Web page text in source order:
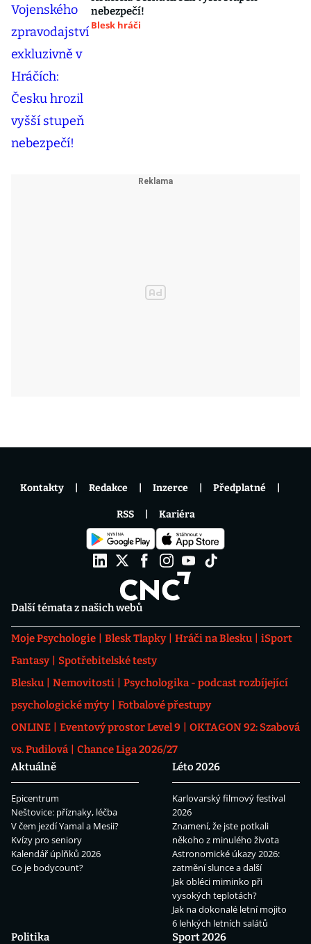
nebezpečí!
Blesk hráči
Další témata z našich webů
Moje Psychologie Blesk Tlapky Hráči na Blesku
iSport
Fantasy
Spotřebitelské testy
Blesku
Nemovitosti
Psychologika - podcast rozbíjející
psychologické mýty
Fotbalové přestupy
ONLINE
Eventový prostor Level 9
OKTAGON 92: Szabová
vs. Pudilová
Chance Liga 2026/27
Aktuálně
Epicentrum
Neštovice: příznaky, léčba
V čem jezdí Yamal a Mesii?
Kvízy pro seniory
Kalendář úplňků 2026
Co je bodycount?
Léto 2026
Karlovarský filmový festival
2026
Znamení, že jste potkali
někoho z minulého života
Astronomické úkazy 2026:
zatmění slunce a další
Jak obléci miminko při
vysokých teplotách?
Jak na dokonalé letní mojito
6 lehkých letních salátů
Politika
Sport 2026
Kontakty Redakce Inzerce Předplatné
RSS Kariéra